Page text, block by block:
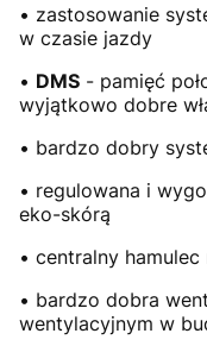
• zastosowanie
w czasie jazdy
• DMS - pamięć
wyjątkowo dobre
• bardzo dobry
• regulowana i
eko-skórą
• centralny
• bardzo dobra
wentylacyjnym w